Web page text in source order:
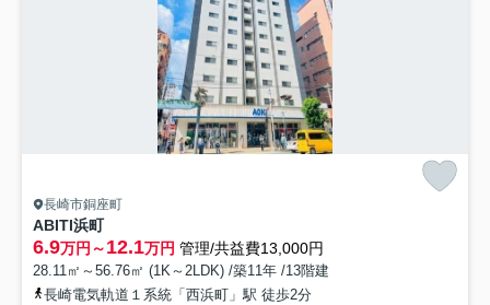
長崎市銅座町
ABITI浜町
6.9万円～12.1万円 管理/共益費13,000円
28.11㎡～56.76㎡ (1K～2LDK) /築11年 /13階建
長崎電気軌道１系統「西浜町」駅 徒歩2分